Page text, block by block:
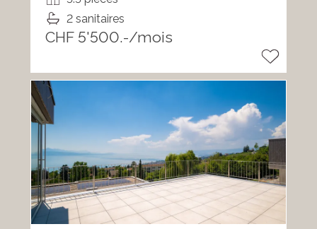
2 sanitaires
CHF 5'500.-/mois